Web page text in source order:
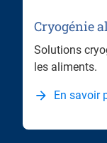
Cryogénie
Solutions
les aliments.
En savoir